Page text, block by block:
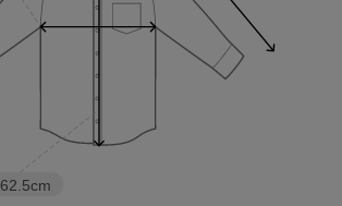
62.5cm